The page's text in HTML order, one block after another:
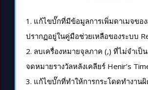
1. แก้ไขบั๊กที่มีข้อมูลการเพิ่มดาเมจขอ
ปรากฏอยู่ในคู่มือช่วยเหลือของระบบ
2. ลบเครื่องหมายจุลภาค (,) ที่ไม่จำเป็
จดหมายรางวัลหลังเคลียร์ Henir’s
3. แก้ไขบั๊กที่ทำให้การกระโดดทำงาน